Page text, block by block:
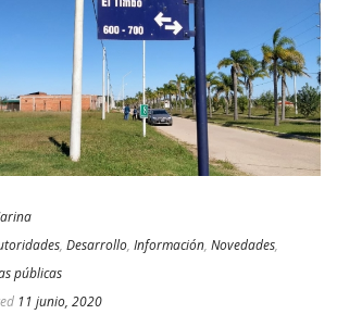
, Desarrollo, Información, Novedades,
públicas
11 junio, 2020